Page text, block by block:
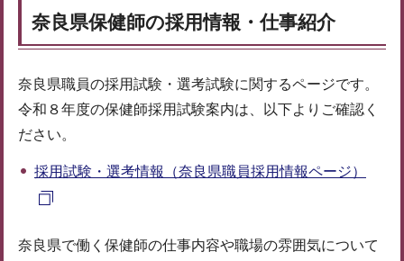
奈良県保健師の採用情報・仕事紹介
奈良県職員の採用試験・選考試験に関するページです。
令和８年度の保健師採用試験案内は、以下よりご確認く
ださい。
採用試験・選考情報（奈良県職員採用情報ページ）
奈良県で働く保健師の仕事内容や職場の雰囲気について